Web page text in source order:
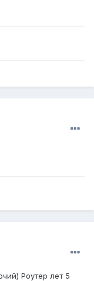
Роутер лет 5